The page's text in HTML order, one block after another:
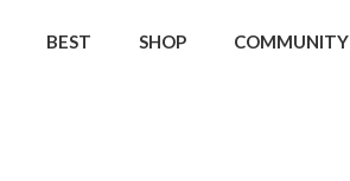
BEST SHOP COMMUNITY